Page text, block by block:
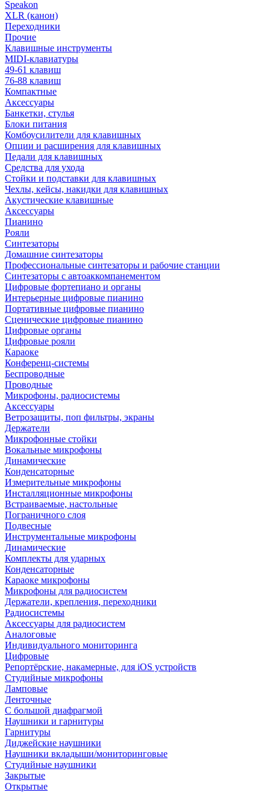
Speakon
XLR (канон)
Переходники
Прочие
Клавишные инструменты
MIDI-клавиатуры
49-61 клавиш
76-88 клавиш
Компактные
Аксессуары
Банкетки, стулья
Блоки питания
Комбоусилители для клавишных
Опции и расширения для клавишных
Педали для клавишных
Средства для ухода
Стойки и подставки для клавишных
Чехлы, кейсы, накидки для клавишных
Акустические клавишные
Аксессуары
Пианино
Рояли
Синтезаторы
Домашние синтезаторы
Профессиональные синтезаторы и рабочие станции
Синтезаторы с автоаккомпанементом
Цифровые фортепиано и органы
Интерьерные цифровые пианино
Портативные цифровые пианино
Сценические цифровые пианино
Цифровые органы
Цифровые рояли
Караоке
Конференц-системы
Беспроводные
Проводные
Микрофоны, радиосистемы
Аксессуары
Ветрозащиты, поп фильтры, экраны
Держатели
Микрофонные стойки
Вокальные микрофоны
Динамические
Конденсаторные
Измерительные микрофоны
Инсталляционные микрофоны
Встраиваемые, настольные
Пограничного слоя
Подвесные
Инструментальные микрофоны
Динамические
Комплекты для ударных
Конденсаторные
Караоке микрофоны
Микрофоны для радиосистем
Держатели, крепления, переходники
Радиосистемы
Аксессуары для радиосистем
Аналоговые
Индивидуального мониторинга
Цифровые
Репортёрские, накамерные, для iOS устройств
Студийные микрофоны
Ламповые
Ленточные
С большой диафрагмой
Наушники и гарнитуры
Гарнитуры
Диджейские наушники
Наушники вкладыши/мониторинговые
Студийные наушники
Закрытые
Открытые